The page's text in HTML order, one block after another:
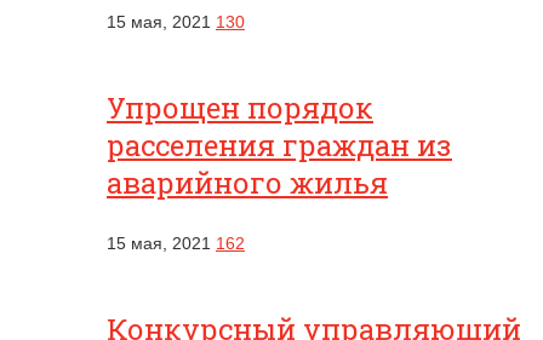
15 мая, 2021 130
Упрощен порядок
расселения граждан из
аварийного жилья
15 мая, 2021 162
Конкурсный управляющий